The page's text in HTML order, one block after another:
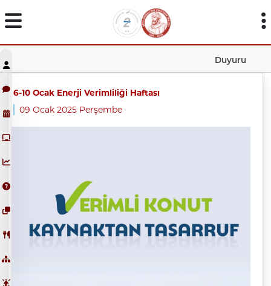
Duyuru
6-10 Ocak Enerji Verimliliği Haftası
09 Ocak 2025 Perşembe